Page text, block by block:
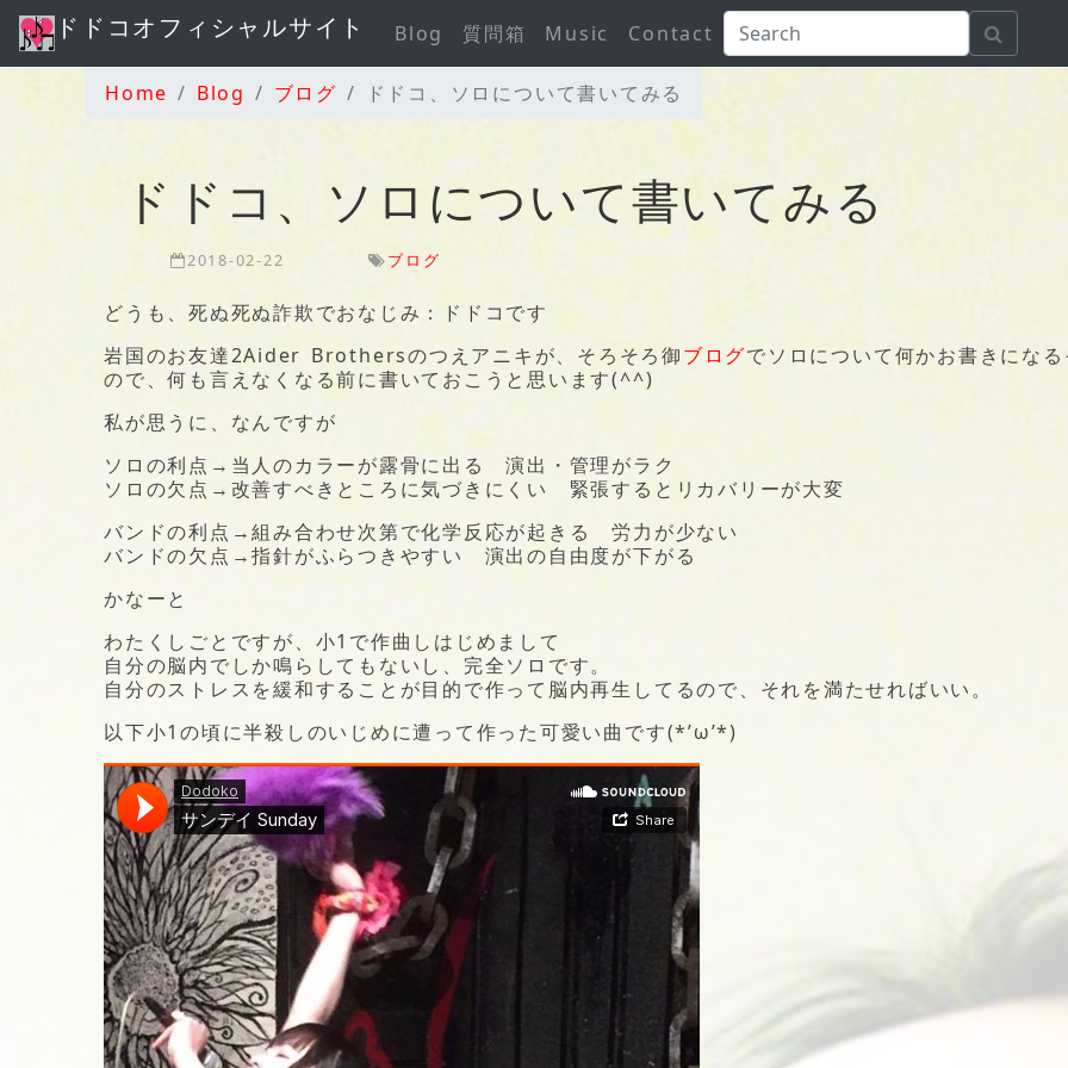
ドドコオフィシャルサイト Blog 質問箱 Music Contact
Home Blog ブログ ドドコ、ソロについて書いてみる
ドドコ、ソロについて書いてみる
2018-02-22 ブログ
どうも、死ぬ死ぬ詐欺でおなじみ：ドドコです
岩国のお友達2Aider Brothersのつえアニキが、そろそろ御ブログでソロについて何かお書きにな
ので、何も言えなくなる前に書いておこうと思います(^^)
私が思うに、なんですが
ソロの利点→当人のカラーが露骨に出る 演出・管理がラク
ソロの欠点→改善すべきところに気づきにくい 緊張するとリカバリーが大変
バンドの利点→組み合わせ次第で化学反応が起きる 労力が少ない
バンドの欠点→指針がふらつきやすい 演出の自由度が下がる
かなーと
わたくしごとですが、小1で作曲しはじめまして
自分の脳内でしか鳴らしてもないし、完全ソロです。
自分のストレスを緩和することが目的で作って脳内再生してるので、それを満たせればいい。
以下小1の頃に半殺しのいじめに遭って作った可愛い曲です(*’ω’*)